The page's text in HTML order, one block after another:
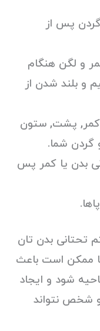
پس از
و لگن هنگام
و بلند شدن از
کمر, پشت, ستون
گردن شما.
بدن یا کمر پس
تحتانی بدن تان
ممکن است باعث
شود و ایجاد
نتواند